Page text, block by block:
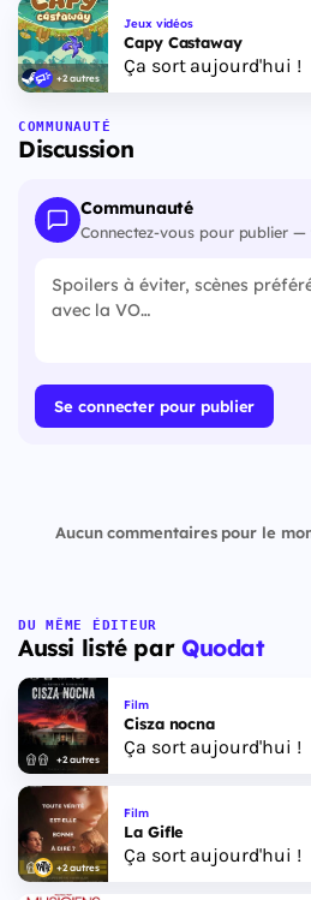
+2 autres
Jeux vidéos
Capy Castaway
Ça sort aujourd'hui !
COMMUNAUTÉ
Discussion
Communauté
Connectez-vous pour publier
Se connecter pour publier
Aucun commentaires pour le
DU MÊME ÉDITEUR
Aussi listé par Quodat
+2 autres
Film
Cisza nocna
Ça sort aujourd'hui !
+2 autres
Film
La Gifle
Ça sort aujourd'hui !